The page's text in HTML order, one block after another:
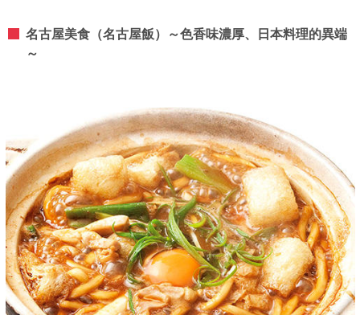
名古屋美食（名古屋飯）～色香味濃厚、日本料理的異端
～